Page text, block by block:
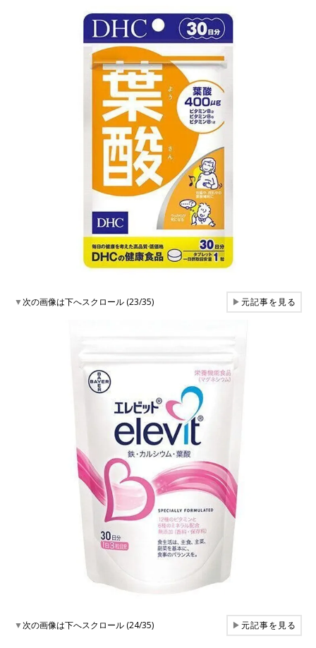
▼次の画像は下へスクロール (23/35) ▶元記事を見る
▼次の画像は下へスクロール (24/35) ▶元記事を見る